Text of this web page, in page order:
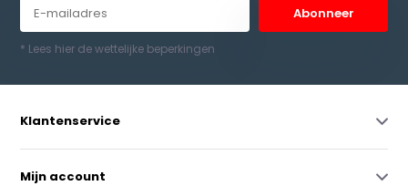
Abonneer
* Lees hier de wettelijke beperkingen
Klantenservice
Mijn account